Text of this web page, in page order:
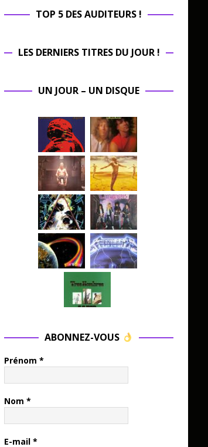
TOP 5 DES AUDITEURS !
LES DERNIERS TITRES DU JOUR !
UN JOUR – UN DISQUE
ABONNEZ-VOUS
Prénom *
Nom *
E-mail *